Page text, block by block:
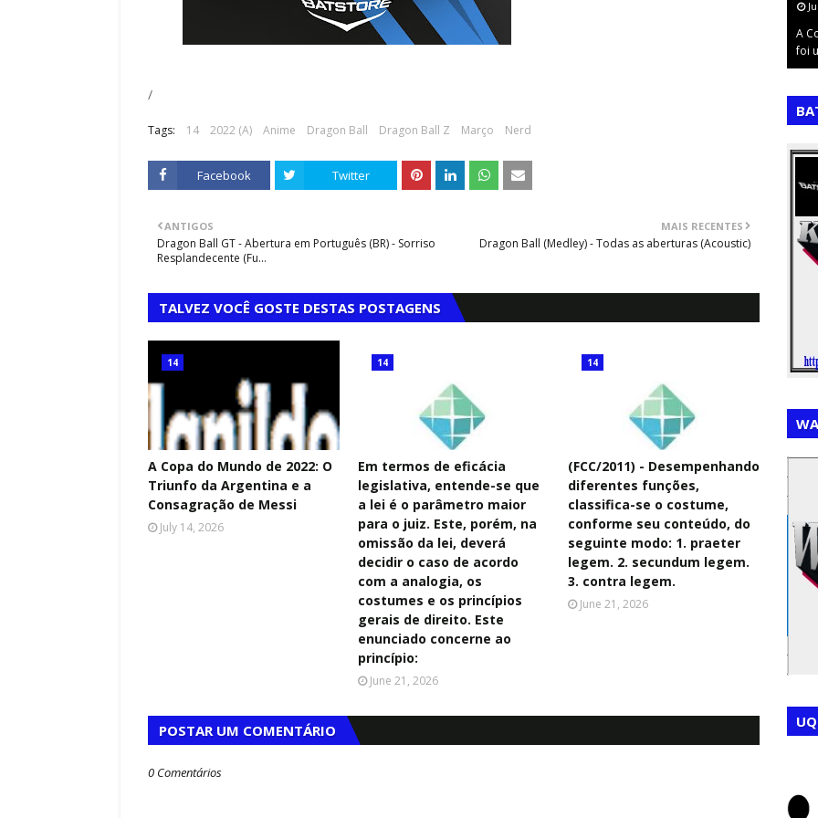
/
Tags: 14 2022 (A) Anime Dragon Ball Dragon Ball Z Março Nerd
Facebook Twitter
MAIS RECENTES
Dragon Ball (Medley) - Todas as aberturas (Acoustic)
ANTIGOS
Dragon Ball GT - Abertura em Português (BR) - Sorriso
Resplandecente (Fu...
TALVEZ VOCÊ GOSTE DESTAS POSTAGENS
14
A Copa do Mundo de 2022: O
Triunfo da Argentina e a
Consagração de Messi
July 14, 2026
14
Em termos de eficácia
legislativa, entende-se que
a lei é o parâmetro maior
para o juiz. Este, porém, na
omissão da lei, deverá
decidir o caso de acordo
com a analogia, os
costumes e os princípios
gerais de direito. Este
enunciado concerne ao
princípio:
June 21, 2026
14
(FCC/2011) - Desempenhando
diferentes funções,
classifica-se o costume,
conforme seu conteúdo, do
seguinte modo: 1. praeter
legem. 2. secundum legem.
3. contra legem.
June 21, 2026
POSTAR UM COMENTÁRIO
0 Comentários
,
A Matriz SIPOC é uma ferramenta de gestão de
A
foi